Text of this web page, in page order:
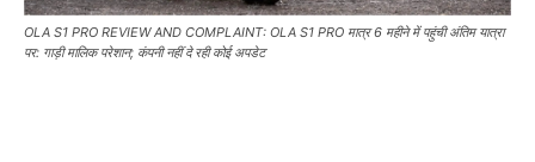
OLA S1 PRO REVIEW AND COMPLAINT: OLA S1 PRO मात्र 6 महीने में पहुंची अंतिम यात्रा
पर: गाड़ी मालिक परेशान; कंपनी नहीं दे रही कोई अपडेट